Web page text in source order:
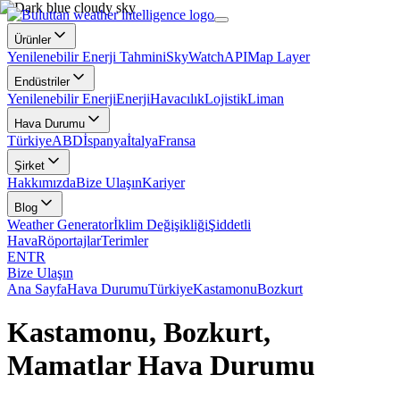
Ürünler
Yenilenebilir Enerji TahminiSkyWatchAPIMap Layer
Endüstriler
Yenilenebilir EnerjiEnerjiHavacılıkLojistikLiman
Hava Durumu
TürkiyeABDİspanyaİtalyaFransa
Şirket
HakkımızdaBize UlaşınKariyer
Blog
Weather Generatorİklim DeğişikliğiŞiddetli
HavaRöportajlarTerimler
ENTR
Bize Ulaşın
Ana SayfaHava DurumuTürkiyeKastamonuBozkurt
Kastamonu, Bozkurt,
Mamatlar Hava Durumu